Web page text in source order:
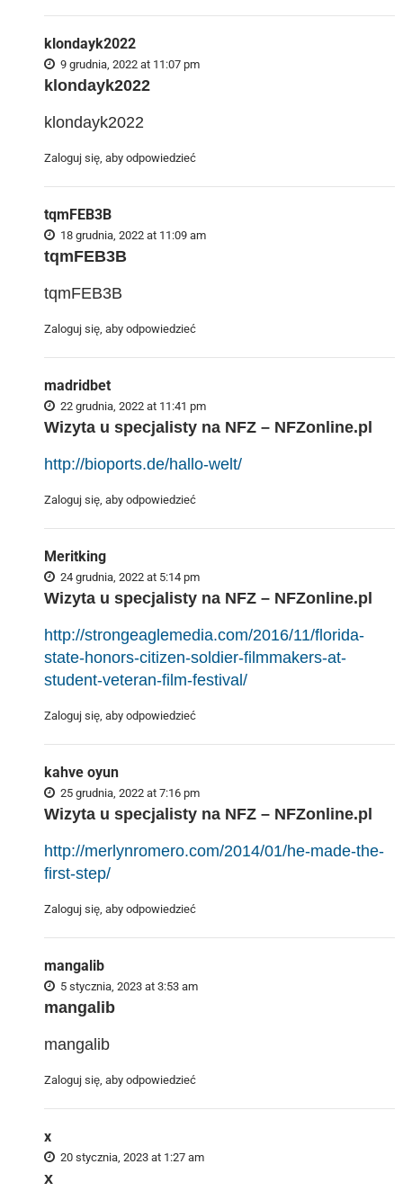
klondayk2022
9 grudnia, 2022 at 11:07 pm
klondayk2022
klondayk2022
Zaloguj się, aby odpowiedzieć
tqmFEB3B
18 grudnia, 2022 at 11:09 am
tqmFEB3B
tqmFEB3B
Zaloguj się, aby odpowiedzieć
madridbet
22 grudnia, 2022 at 11:41 pm
Wizyta u specjalisty na NFZ – NFZonline.pl
http://bioports.de/hallo-welt/
Zaloguj się, aby odpowiedzieć
Meritking
24 grudnia, 2022 at 5:14 pm
Wizyta u specjalisty na NFZ – NFZonline.pl
http://strongeaglemedia.com/2016/11/florida-
state-honors-citizen-soldier-filmmakers-at-
student-veteran-film-festival/
Zaloguj się, aby odpowiedzieć
kahve oyun
25 grudnia, 2022 at 7:16 pm
Wizyta u specjalisty na NFZ – NFZonline.pl
http://merlynromero.com/2014/01/he-made-the-
first-step/
Zaloguj się, aby odpowiedzieć
mangalib
5 stycznia, 2023 at 3:53 am
mangalib
mangalib
Zaloguj się, aby odpowiedzieć
x
20 stycznia, 2023 at 1:27 am
x